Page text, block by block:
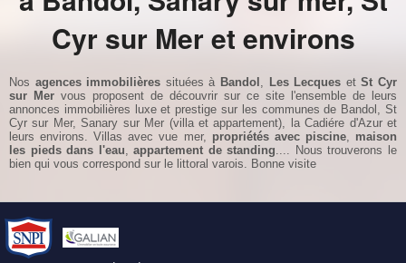
Cyr sur Mer et environs
Nos agences immobilières situées à Bandol Les Lecques etSt Cyr
sur Mer vous proposent de découvrir sur ce site l'ensemble de leurs
annonces immobilières luxe et prestige sur les communes de Bandol
St
Cyr sur Mer,Sanary sur Mer (villa etappartement), laCadiére d'Azuret
leurs environs.Villas avec vue mer, propriétés avec piscine, maison
les pieds dans l'eau ,appartement de standing .... Nous trouverons le
bien qui vous correspond sur le littoral varois. Bonne visite